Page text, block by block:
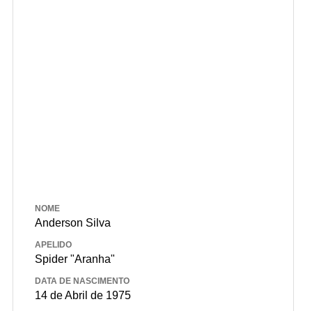
NOME
Anderson Silva
APELIDO
Spider "Aranha"
DATA DE NASCIMENTO
14 de Abril de 1975